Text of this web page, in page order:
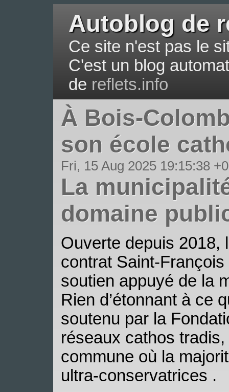
Autoblog de
Ce site n'est pas le
C'est un blog
de reflets.info
À Bois-
son école
Fri, 15 Aug 2025 19:15:38
La
domaine
Ouverte depuis 2018,
contrat Saint-
soutien appuyé de la
Rien d’étonnant à ce
soutenu par la
réseaux cathos
commune où la
ultra-conservatrices .